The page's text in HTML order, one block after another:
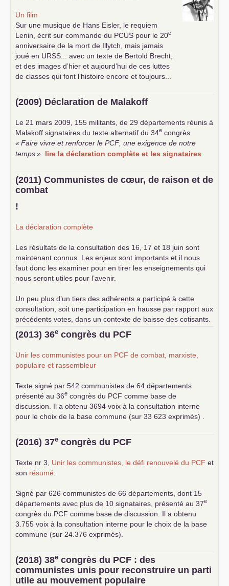
Un film
Sur une musique de Hans Eisler, le requiem
Lenin, écrit sur commande du PCUS pour le 20e
anniversaire de la mort de Illytch, mais jamais
joué en URSS ... avec un texte de Bertold Brecht,
et des images d’hier et aujourd’hui de ces luttes
de classes qui font l’histoire encore et toujours...
(2009) Déclaration de Malakoff
Le 21 mars 2009, 155 militants, de 29 départements réunis à
Malakoff signataires du texte alternatif du 34e congrès
«Faire vivre et renforcer le PCF , une exigence de notre
temps» lire la déclaration complète et les signataires
(2011) Communistes de cœur, de raison et de
combat
!
La déclaration complète
Les résultats de la consultation des 16, 17 et 18 juin sont
maintenant connus. Les enjeux sont importants et il nous
faut donc les examiner pour en tirer les enseignements qui
nous seront utiles pour l’avenir.
Un peu plus d’un tiers des adhérents a participé à cette
consultation, soit une participation en hausse par rapport aux
précédents votes, dans un contexte de baisse des cotisants.
... lire la suite
(2013) 36e congrès du PCF
Unir les communistes pour un PCF de combat, marxiste,
populaire et rassembleur
Texte signé par 542 communistes de 64 départements
présenté au 36e congrès du PCF comme base de
discussion. Il a obtenu 3694 voix à la consultation interne
pour le choix de la base commune (sur 33 623 exprimés) .
(2016) 37e congrès du PCF
Texte nr 3, Unir les communistes, le défi renouvelé du PCF et
son résumé
Signé par 626 communistes de 66 départements, dont 15
départements avec plus de 10 signataires, présenté au 37e
congrès du PCF comme base de discussion. Il a obtenu
3.755 voix à la consultation interne pour le choix de la base
commune (sur 24.376 exprimés).
(2018) 38e congrès du PCF : des
communistes unis pour reconstruire un parti
utile au mouvement populaire